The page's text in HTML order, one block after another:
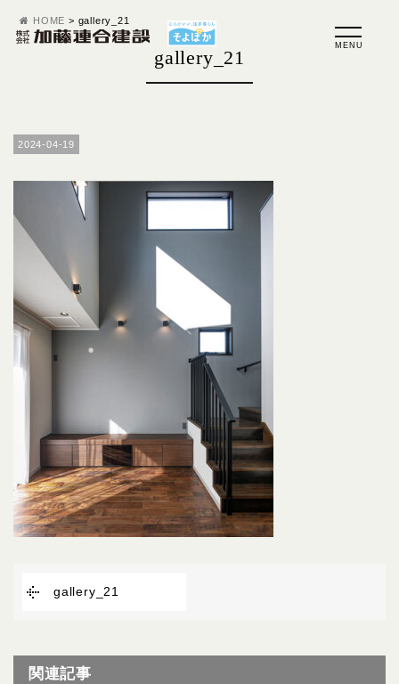
HOME > gallery_21
gallery_21
2024-04-19
gallery_21
関連記事